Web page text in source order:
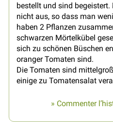
bestellt und sind
nicht aus, so dass man
haben 2 Pflanzen
schwarzen Mörtelkübel
sich zu schönen Büschen
oranger Tomaten sind.
Die Tomaten sind
einige zu Tomatensalat
» Commenter